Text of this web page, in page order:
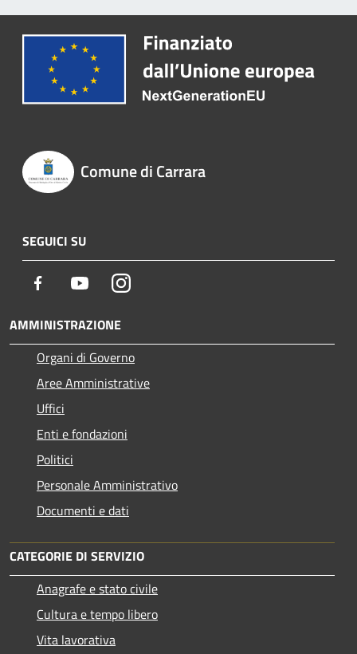
Comune di Carrara
SEGUICI SU
Facebook YoutubeInstagram
AMMINISTRAZIONE
Organi di Governo
Aree Amministrative
Uffici
Enti e fondazioni
Politici
Personale Amministrativo
Documenti e dati
CATEGORIE DI SERVIZIO
Anagrafe e stato civile
Cultura e tempo libero
Vita lavorativa